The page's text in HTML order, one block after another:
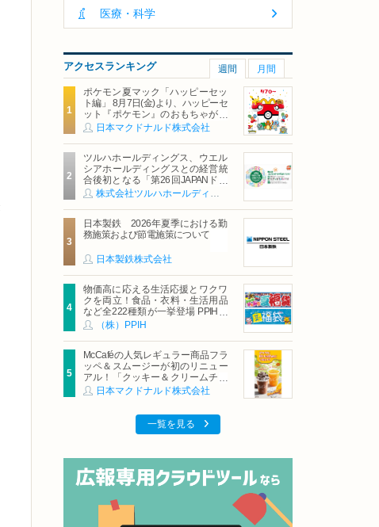
医療・科学
アクセスランキング 週間 月間
ポケモン夏マック「ハッピーセッ
ト編」 8月7日(金)より、ハッピーセ
ット『ポケモン』のおもちゃが期
間限定登場
日本マクドナルド株式会社
ツルハホールディングス、ウエル
シアホールディングスとの経営統
合後初となる「第26回JAPANドラ
ッグストアショー」に出展
株式会社ツルハホールディングス
日本製鉄 2026年夏季における勤
務施策および節電施策について
日本製鉄株式会社
物価高に応える生活応援とワクワ
クを両立！食品・衣料・生活用品
など全222種類が一挙登場 PPIHグ
ループ「夏福袋」＆セール 8月6日
（株）PPIH
McCaféの人気レギュラー商品フラ
ッペ＆スムージーが初のリニュー
アル！「クッキー＆クリームチョ
コフラッペ」「マンゴースムージ
日本マクドナルド株式会社
一覧を見る